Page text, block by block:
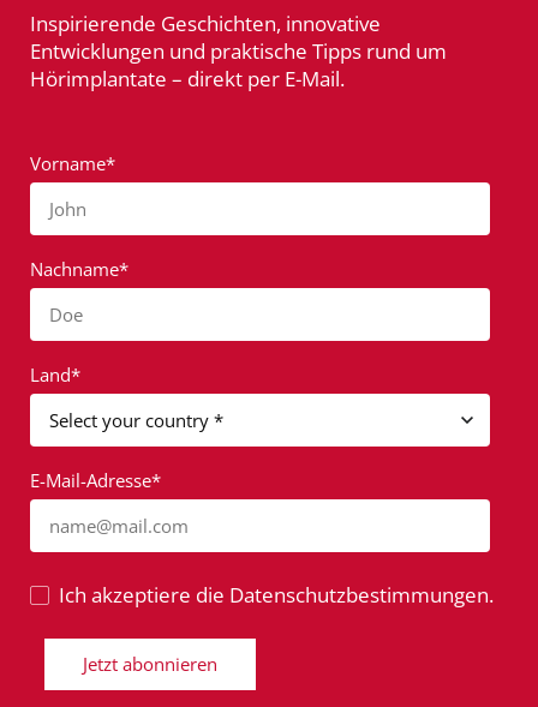
Inspirierende Geschichten, innovative
Entwicklungen und praktische Tipps rund um
Hörimplantate – direkt per E-Mail.
Vorname*
John
Nachname*
Doe
Land*
E-Mail-Adresse*
name@mail.com
Ich akzeptiere die Datenschutzbestimmungen.
Jetzt abonnieren